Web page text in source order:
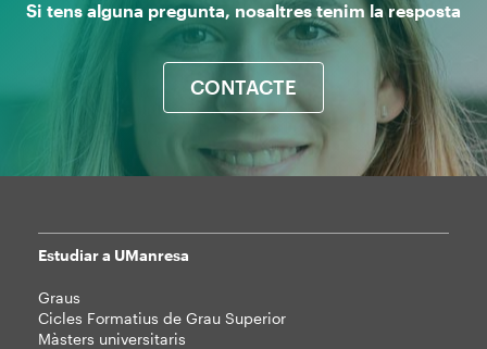
Si tens alguna pregunta, nosaltres tenim la resposta
CONTACTE
Mapa
web
Estudiar a UManresa
Graus
Cicles Formatius de Grau Superior
Màsters universitaris